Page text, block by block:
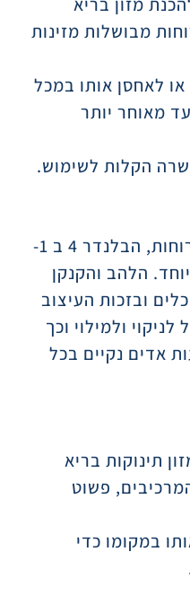
להכנת מזון בריא
מבושלות מזינות
או לאחסן אותו במכל
מאוחר יותר
הקלות לשימוש.
גם בסיום הבישול של הארוחות, הבלנדר 4 ב 1-
הלהב והקנקן
ובזכות העיצוב
ולמילוי וכך
אדים נקיים בכל
תינוקות בריא
פשוט
במקומו כדי